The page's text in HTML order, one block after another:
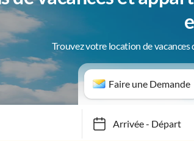
Trouvez votre location de vacances
Faire une Demande
Arrivée-Départ